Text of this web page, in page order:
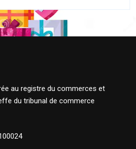
au registre du commerces et
du tribunal de commerce